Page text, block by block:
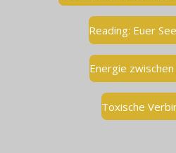
Reading: Euer
Energie
Toxische